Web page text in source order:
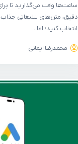
ساعت‌ها وقت می‌گذارید تا
دقیق، متن‌های تبلیغاتی
انتخاب کنید؛ اما…
محمدرضا ایمانی